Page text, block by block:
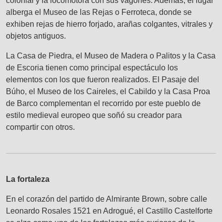
alberga el Museo de las Rejas o Ferroteca, donde se
exhiben rejas de hierro forjado, arañas colgantes, vitrales y
objetos antiguos.
La Casa de Piedra, el Museo de Madera o Palitos y la Casa
de Escoria tienen como principal espectáculo los
elementos con los que fueron realizados. El Pasaje del
Búho, el Museo de los Caireles, el Cabildo y la Casa Proa
de Barco complementan el recorrido por este pueblo de
estilo medieval europeo que soñó su creador para
compartir con otros.
La fortaleza
En el corazón del partido de Almirante Brown, sobre calle
Leonardo Rosales 1521 en Adrogué, el Castillo Castelforte